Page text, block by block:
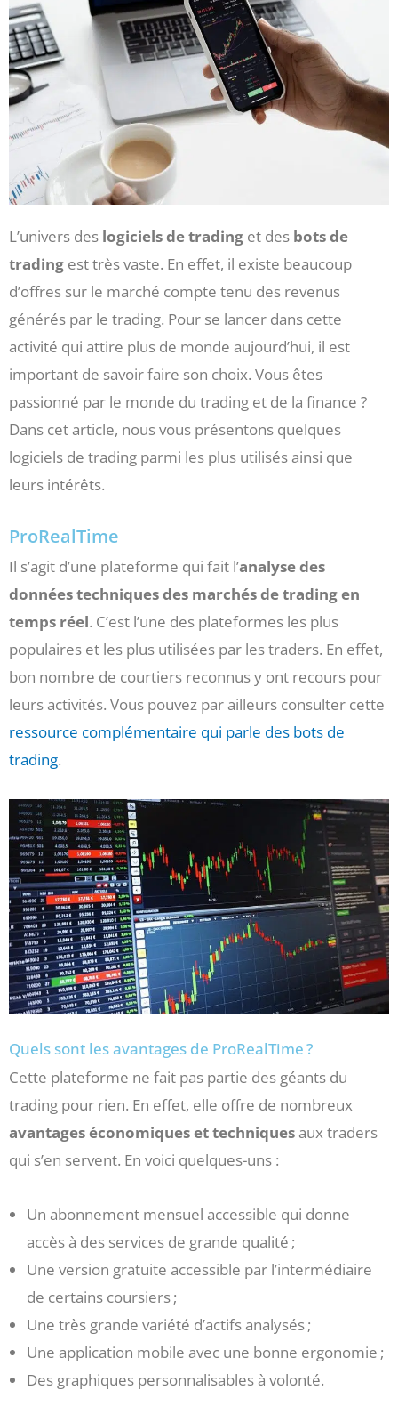
L’univers des logiciels de trading et des bots de
trading est très vaste. En effet, il existe beaucoup
d’offres sur le marché compte tenu des revenus
générés par le trading. Pour se lancer dans cette
activité qui attire plus de monde aujourd’hui, il est
important de savoir faire son choix. Vous êtes
passionné par le monde du trading et de la finance ?
Dans cet article, nous vous présentons quelques
logiciels de trading parmi les plus utilisés ainsi que
leurs intérêts.
ProRealTime
Il s’agit d’une plateforme qui fait l’analyse des
données techniques des marchés de trading en
temps réel. C’est l’une des plateformes les plus
populaires et les plus utilisées par les traders. En effet,
bon nombre de courtiers reconnus y ont recours pour
leurs activités. Vous pouvez par ailleurs consulter cette
ressource complémentaire qui parle des bots de
trading.
Quels sont les avantages de ProRealTime ?
Cette plateforme ne fait pas partie des géants du
trading pour rien. En effet, elle offre de nombreux
avantages économiques et techniquesaux traders
qui s’en servent. En voici quelques-uns :
Un abonnement mensuel accessible qui donne
accès à des services de grande qualité ;
Une version gratuite accessible par l’intermédiaire
de certains coursiers ;
Une très grande variété d’actifs analysés ;
Une application mobile avec une bonne ergonomie ;
Des graphiques personnalisables à volonté.